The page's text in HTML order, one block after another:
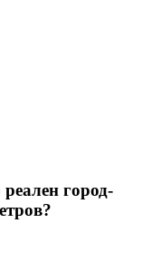
город-